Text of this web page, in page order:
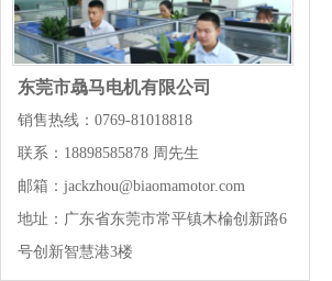
东莞市骉马电机有限公司
销售热线：0769-81018818
联系：18898585878 周先生
邮箱：jackzhou@biaomamotor.com
地址：广东省东莞市常平镇木棆创新路6
号创新智慧港3楼